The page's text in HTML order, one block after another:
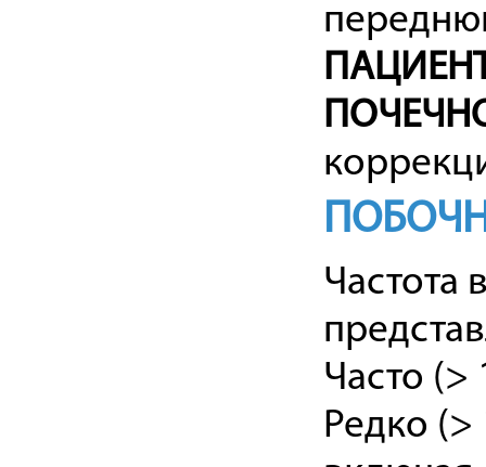
Частота
Часто (>
Редко (>